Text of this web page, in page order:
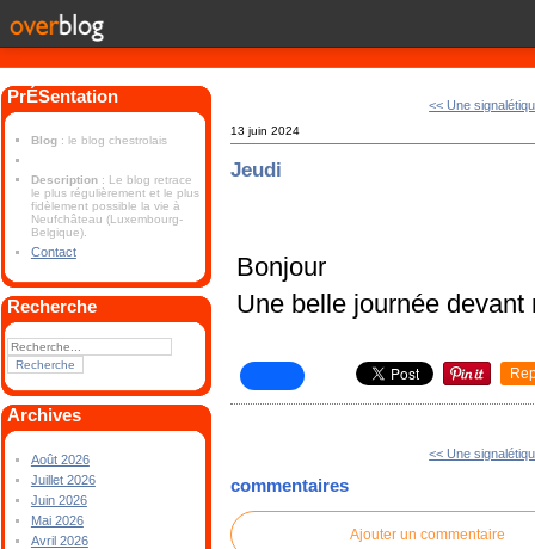
PrÉSentation
Blog : le blog chestrolais
Description : Le blog retrace
le plus régulièrement et le plus
fidèlement possible la vie à
Neufchâteau (Luxembourg-
Belgique).
Contact
Recherche
Archives
Août 2026
Juillet 2026
Juin 2026
Mai 2026
Avril 2026
<< Une
13 juin 2024
Jeudi
Bonjour
Une belle journée devant
<< Une
commentaires
Ajouter un commentaire